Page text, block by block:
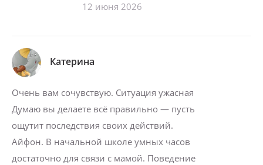
12 июня 2026
Катерина
Очень вам сочувствую. Ситуация ужасная
Думаю вы делаете всё правильно — пусть
ощутит последствия своих действий.
Айфон. В начальной школе умных часов
достаточно для связи с мамой. Поведение